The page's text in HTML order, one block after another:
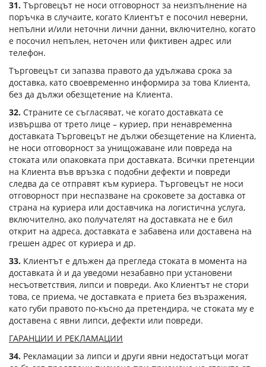
31. Търговецът не носи отговорност за неизпълнение на
поръчка в случаите, когато Клиентът е посочил неверни,
непълни и/или неточни лични данни, включително, когато
е посочил непълен, неточен или фиктивен адрес или
телефон.
Търговецът си запазва правото да удължава срока за
доставка, като своевременно информира за това Клиента,
без да дължи обезщетение на Клиента.
32. Страните се съгласяват, че когато доставката се
извършва от трето лице – куриер, при ненавременна
доставката Търговецът не дължи обезщетение на Клиента,
не носи отговорност за унищожаване или повреда на
стоката или опаковката при доставката. Всички претенции
на Клиента във връзка с подобни дефекти и повреди
следва да се отправят към куриера. Търговецът не носи
отговорност при неспазване на сроковете за доставка от
страна на куриера или доставчика на логистична услуга,
включително, ако получателят на доставката не е бил
открит на адреса, доставката е забавена или доставена на
грешен адрес от куриера и др.
33. Клиентът е длъжен да прегледа стоката в момента на
доставката ѝ и да уведоми незабавно при установени
несъответствия, липси и повреди. Ако Клиентът не стори
това, се приема, че доставката е приета без възражения,
като губи правото по-късно да претендира, че стоката му е
доставена с явни липси, дефекти или повреди.
ГАРАНЦИИ И РЕКЛАМАЦИИ
34. Рекламации за липси и други явни недостатъци могат